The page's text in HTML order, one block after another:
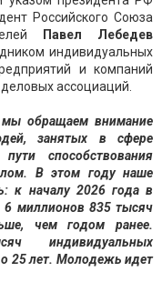
Российского Союза
Павел Лебедев
индивидуальных
и компаний
ассоциаций.
обращаем внимание
занятых в сфере
способствования
В этом году наше
к началу 2026 года в
6 миллионов 835 тысяч
чем годом ранее.
индивидуальных
25 лет. Молодежь идет